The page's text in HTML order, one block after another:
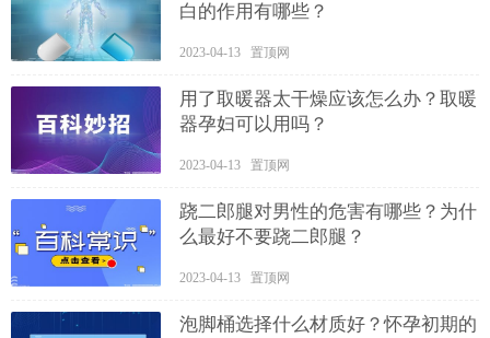
白的作用有哪些？
2023-04-13 置顶网
用了取暖器太干燥应该怎么办？取暖
器孕妇可以用吗？
2023-04-13 置顶网
跷二郎腿对男性的危害有哪些？为什
么最好不要跷二郎腿？
2023-04-13 置顶网
泡脚桶选择什么材质好？怀孕初期的